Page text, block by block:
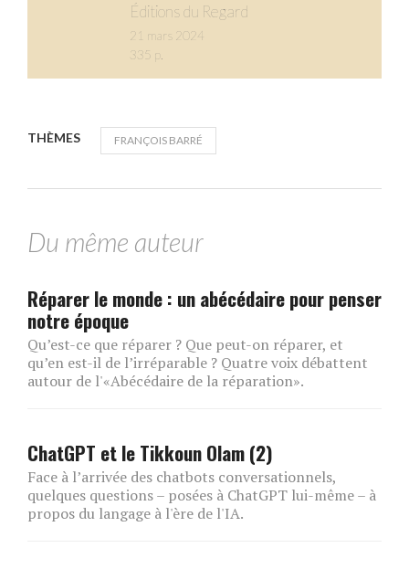
Éditions du Regard
21 mars 2024
335 p.
THÈMES FRANÇOIS BARRÉ
Du même auteur
Réparer le monde : un abécédaire pour penser
notre époque
Qu’est-ce que réparer ? Que peut-on réparer, et
qu’en est-il de l’irréparable ? Quatre voix débattent
autour de l'«Abécédaire de la réparation».
ChatGPT et le Tikkoun Olam (2)
Face à l’arrivée des chatbots conversationnels,
quelques questions – posées à ChatGPT lui-même – à
propos du langage à l'ère de l'IA.